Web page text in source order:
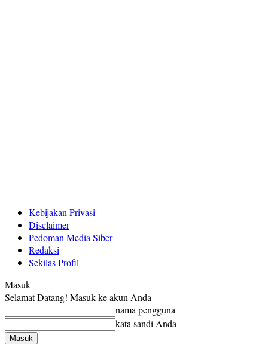
Kebijakan Privasi
Disclaimer
Pedoman Media Siber
Redaksi
Sekilas Profil
Masuk
Selamat Datang! Masuk ke akun Anda
nama pengguna
kata sandi Anda